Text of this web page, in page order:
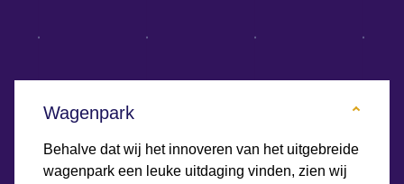
Wagenpark
Behalve dat wij het innoveren van het uitgebreide
wagenpark een leuke uitdaging vinden, zien wij